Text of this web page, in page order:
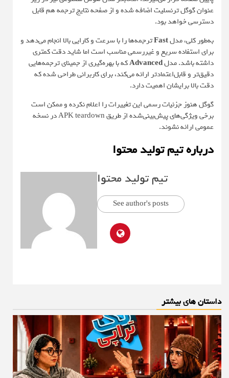
عنوان گوگل ترنسلیت اضافه شده و از صفحه نتایج ترجمه هم قابل
دسترسی خواهد بود.
به‌طور کلی، مدلFastترجمه‌ها را با سرعت و کارایی بالا انجام می‌دهد و
برای استفاده سریع و غیررسمی مناسب است اما شاید دقت کمتری
داشته باشد. مدلAdvancedکه با بهره‌گیری از جمینای ترجمه‌هایی
دقیق‌تر و قابل‌اعتمادتر ارائه می‌کند، برای کاربرانی طراحی شده که
دقت بالا برایشان اهمیت دارد.
گوگل هنوز جزئیات رسمی این تغییرات را اعلام نکرده و ممکن است
برخی ویژگی‌های پیش‌بینی‌شده از طریق APK teardown در نسخه
عمومی ارائه نشوند.
درباره تیم تولید محتوا
تیم تولید محتوا
See author's posts
داستان های بیشتر